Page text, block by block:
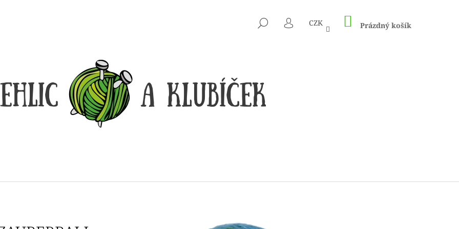
HLEDAT
PŘIHLÁŠENÍ
CZK NÁKUPNÍ
KOŠÍK
Prázdný košík
CO POTŘEBUJETE NAJÍT?
HLEDAT
Kč